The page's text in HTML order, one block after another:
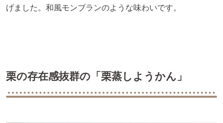
げました。和風モンブランのような味わいです。
栗の存在感抜群の「栗蒸しようかん」